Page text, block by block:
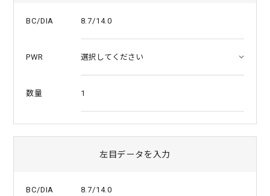
BC/DIA 8.7/14.0
PWR
数量 1
左目データを入力
BC/DIA 8.7/14.0